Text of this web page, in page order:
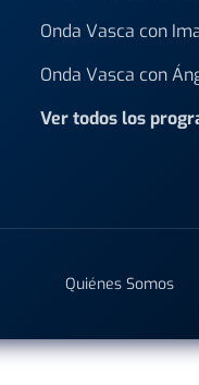
Onda Vasca con
Onda Vasca con
Ver todos los
Quiénes Somos